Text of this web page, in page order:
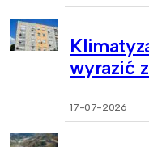
wyrazić
17-07-2026